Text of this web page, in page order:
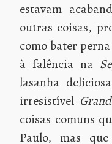
estavam
outras coisas,
como bater
à falência na
lasanha
irresistível
coisas comuns
Paulo, mas